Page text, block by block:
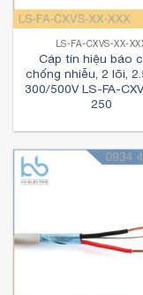
LS-FA-CXVS-XX-
Cáp tín hiệu báo
chống nhiễu, 2 lõi,
300/500V LS-FA-
250